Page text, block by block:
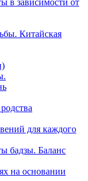
в зависимости от
Китайская
для каждого
бадзы. Баланс
на основании